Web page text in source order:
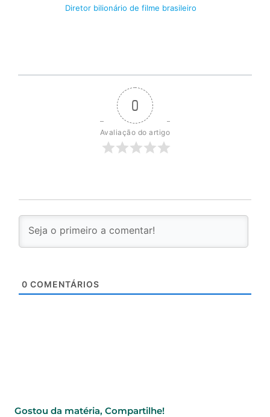
Diretor bilionário de filme brasileiro
0
Avaliação do artigo
0 COMENTÁRIOS
Gostou da matéria, Compartilhe!